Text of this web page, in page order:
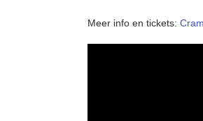
Meer info en tickets: